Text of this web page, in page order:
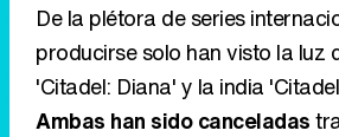
De la plétora de series
producirse solo han visto la luz
'Citadel: Diana' y la india
Ambas han sido canceladas